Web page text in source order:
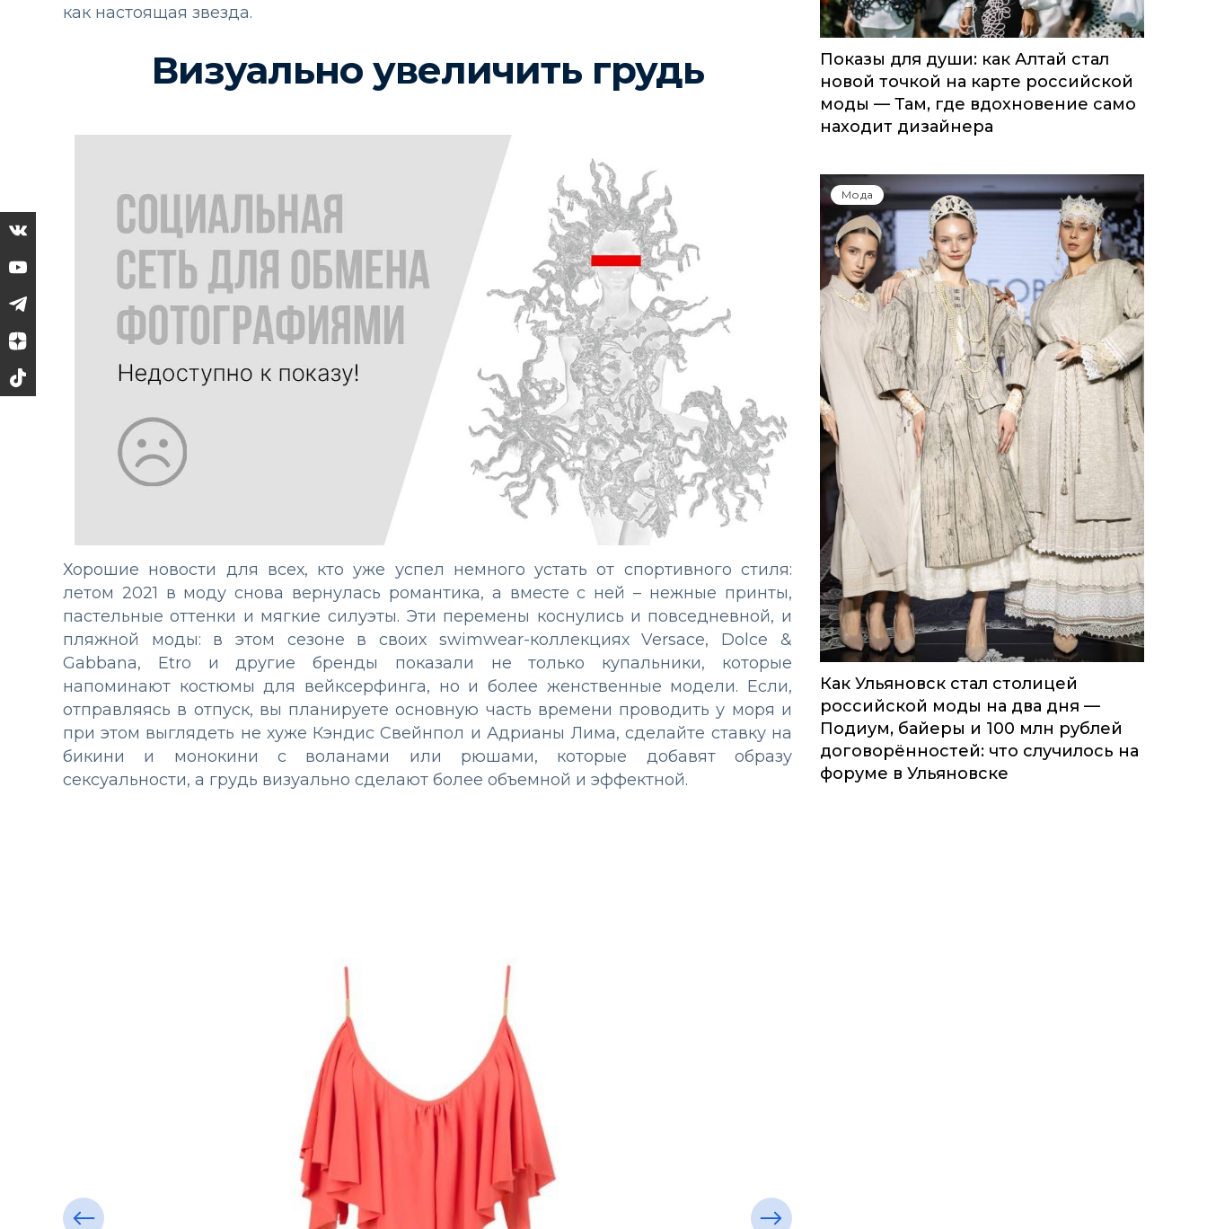
как настоящая звезда.
Визуально увеличить грудь
Хорошие новости для всех, кто уже успел немного устать от спортивного стиля:
летом 2021 в моду снова вернулась романтика, а вместе с ней – нежные принты,
пастельные оттенки и мягкие силуэты. Эти перемены коснулись и повседневной, и
пляжной моды: в этом сезоне в своих swimwear-коллекциях Versace, Dolce &
Gabbana, Etro и другие бренды показали не только купальники, которые
напоминают костюмы для вейксерфинга, но и более женственные модели. Если,
отправляясь в отпуск, вы планируете основную часть времени проводить у моря и
при этом выглядеть не хуже Кэндис Свейнпол и Адрианы Лима, сделайте ставку на
бикини и монокини с воланами или рюшами, которые добавят образу
сексуальности, а грудь визуально сделают более объемной и эффектной.
Показы для души: как Алтай стал
новой точкой на карте российской
моды — Там, где вдохновение само
находит дизайнера
Мода
Как Ульяновск стал столицей
российской моды на два дня —
Подиум, байеры и 100 млн рублей
договорённостей: что случилось на
форуме в Ульяновске